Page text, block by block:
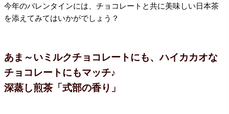
今年のバレンタインには、チョコレートと共に美味しい日本茶
を添えてみてはいかがでしょう？
あま～いミルクチョコレートにも、ハイカカオな
チョコレートにもマッチ♪
深蒸し煎茶「式部の香り」